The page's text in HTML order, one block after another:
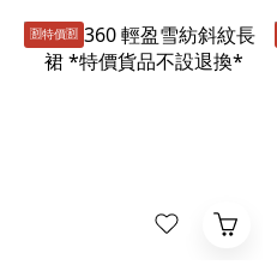
🈹️特價🈹️